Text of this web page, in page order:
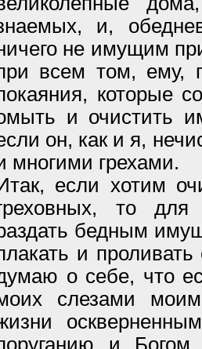
и,
не имущим
всем том, ему,
которые
и очистить
он, как и я,
многими грехами.
если хотим
то для
бедным
и
о себе, что
слезами
и